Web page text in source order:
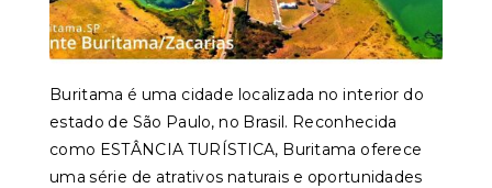
Buritama é uma cidade localizada no interior do
estado de São Paulo, no Brasil. Reconhecida
como ESTÂNCIA TURÍSTICA, Buritama oferece
uma série de atrativos naturais e oportunidades